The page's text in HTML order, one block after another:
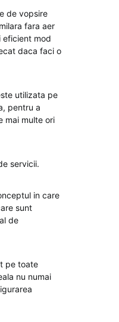
de vopsire
fara aer
eficient mod
daca faci o
utilizata pe
pentru a
mai multe ori
servicii.
in care
sunt
de
pe toate
nu numai